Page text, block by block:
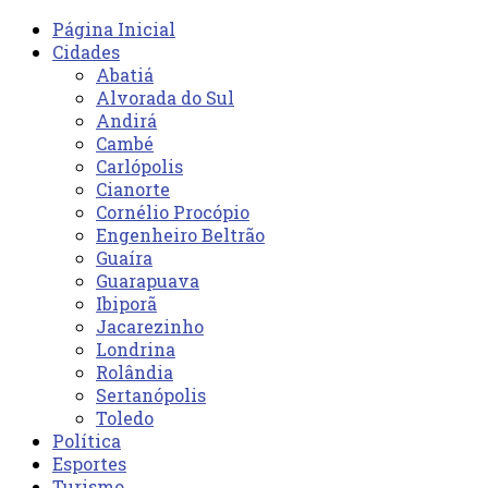
Página Inicial
Cidades
Abatiá
Alvorada do Sul
Andirá
Cambé
Carlópolis
Cianorte
Cornélio Procópio
Engenheiro Beltrão
Guaíra
Guarapuava
Ibiporã
Jacarezinho
Londrina
Rolândia
Sertanópolis
Toledo
Política
Esportes